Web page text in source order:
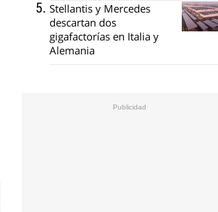
Stellantis y Mercedes
descartan dos
gigafactorías en Italia y
Alemania